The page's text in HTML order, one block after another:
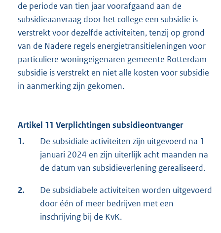
de periode van tien jaar voorafgaand aan de
subsidieaanvraag door het college een subsidie is
verstrekt voor dezelfde activiteiten, tenzij op grond
van de Nadere regels energietransitieleningen voor
particuliere woningeigenaren gemeente Rotterdam
subsidie is verstrekt en niet alle kosten voor subsidie
in aanmerking zijn gekomen.
Artikel 11 Verplichtingen subsidieontvanger
1.
De subsidiale activiteiten zijn uitgevoerd na 1
januari 2024 en zijn uiterlijk acht maanden na
de datum van subsidieverlening gerealiseerd.
2.
De subsidiabele activiteiten worden uitgevoerd
door één of meer bedrijven met een
inschrijving bij de KvK.